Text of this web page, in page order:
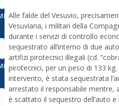
Alle falde del Vesuvio,
Vesuviana, i militari della
durante i servizi di controllo
sequestrato all’interno di due
artifizi pirotecnici illegali (cd.
pirotecnici, per un peso di 133
intervento, è stata sequestrata
arrestato il responsabile mentre,
è scattato il sequestro dell’auto